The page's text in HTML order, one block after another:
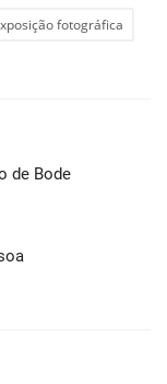
fotográfica
de Bode